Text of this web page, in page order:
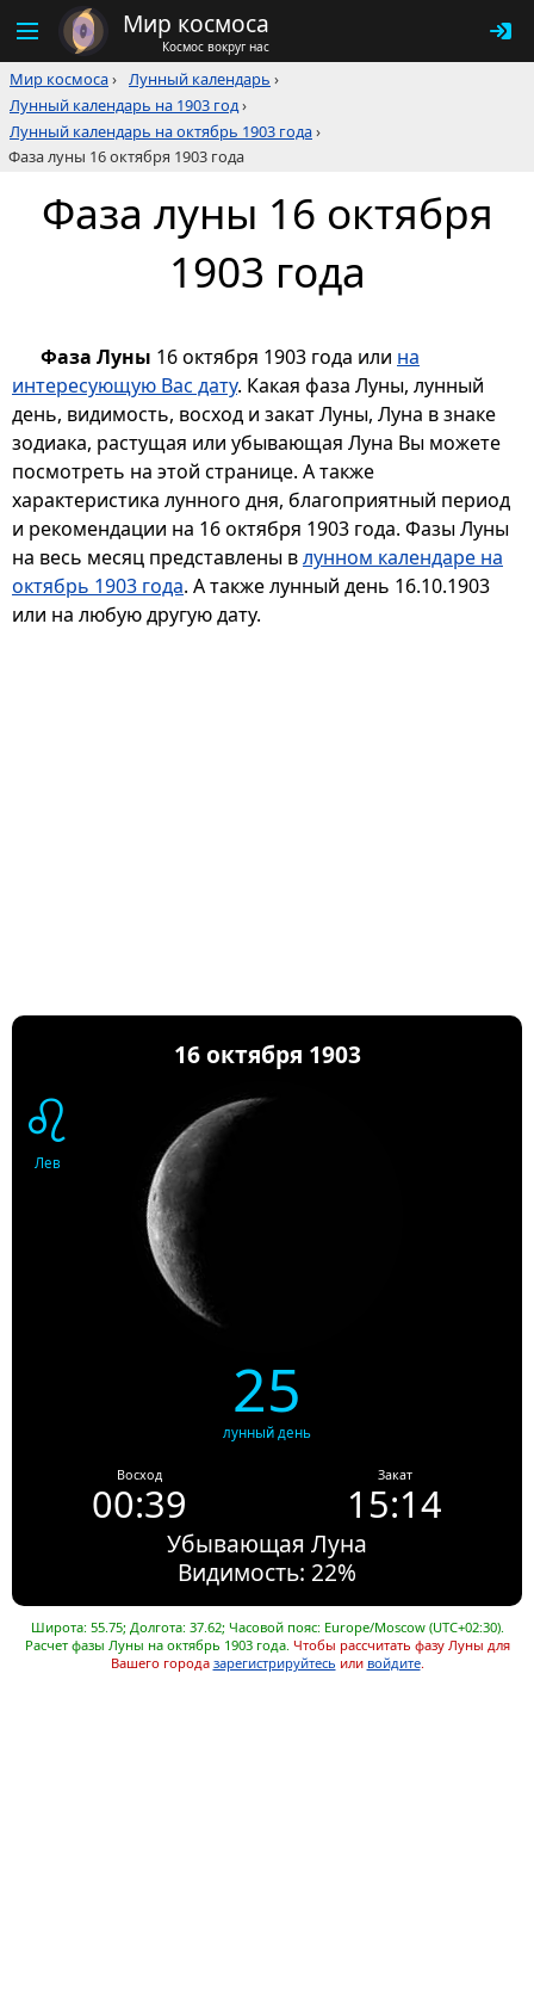
Мир космоса
Космос вокруг нас
Мир космоса› Лунный календарь ›
Лунный календарь на 1903 год›
Лунный календарь на октябрь 1903 года›
Фаза луны 16 октября 1903 года
Фаза луны 16 октября
1903 года
Фаза Луны 16 октября 1903 года или на
интересующую Вас дату. Какая фаза Луны, лунный
день, видимость, восход и закат Луны, Луна в знаке
зодиака, растущая или убывающая Луна Вы можете
посмотреть на этой странице. А также
характеристика лунного дня, благоприятный период
и рекомендации на 16 октября 1903 года. Фазы Луны
на весь месяц представлены влунном календаре на
октябрь 1903 года. А также лунный день 16.10.1903
или на любую другую дату.
16 октября 1903
♌
Лев
25
лунный день
Восход
00:39
Закат
15:14
Убывающая Луна
Видимость: 22%
Широта: 55.75; Долгота: 37.62; Часовой пояс: Europe/Moscow (UTC+02:30).
Расчет фазы Луны на октябрь 1903 года. Чтобы рассчитать фазу Луны для
Вашего города зарегистрируйтесь или войдите.